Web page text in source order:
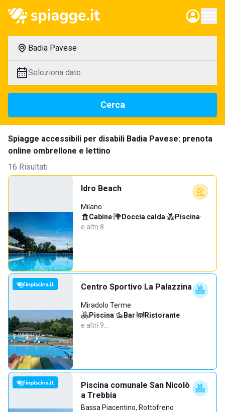
Badia Pavese
Seleziona date
Cerca
Spiagge accessibili per disabili Badia Pavese: prenota
online ombrellone e lettino
16 Risultati
Idro Beach
Milano
Cabine· Doccia calda· Piscina·
e altri 8…
Centro Sportivo La Palazzina
Miradolo Terme
Piscina· Bar· Ristorante·
e altri 9…
Piscina comunale San Nicolò
a Trebbia
Bassa Piacentino, Rottofreno